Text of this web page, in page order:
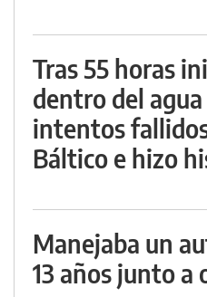
Tras 55 horas
dentro del
intentos
Báltico e hizo
Manejaba un
13 años junto a